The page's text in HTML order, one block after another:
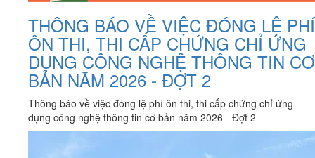
THÔNG BÁO VỀ VIỆC ĐÓNG LỆ PHÍ
ÔN THI, THI CẤP CHỨNG CHỈ ỨNG
DỤNG CÔNG NGHỆ THÔNG TIN CƠ
BẢN NĂM 2026 - ĐỢT 2
Thông báo về việc đóng lệ phí ôn thi, thi cấp chứng chỉ ứng
dụng công nghệ thông tin cơ bản năm 2026 - Đợt 2